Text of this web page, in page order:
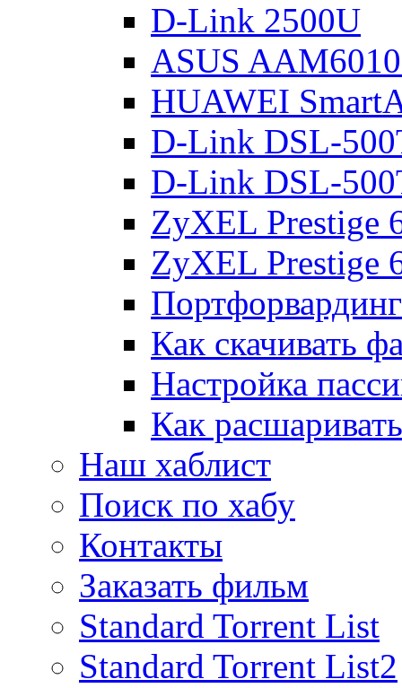
D-Link 2500U
ASUS
HUAWEI
D-Link DSL-
D-Link DSL-
ZyXEL Prestige
ZyXEL Prestige
Портфорвардинг
Как скачивать
Настройка
Как
Наш хаблист
Поиск по хабу
Контакты
Заказать фильм
Standard Torrent List
Standard Torrent List2